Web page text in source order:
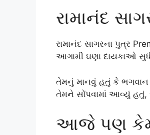
રામાનંદ
રામાનંદ સાગરના પુત્ર
આગામી ઘણા દાયકાઓ
તેમનું માનવું હતું કે ભગવાન
તેમને સોંપવામાં આવ્યું હતું,
આજે પણ કેમ